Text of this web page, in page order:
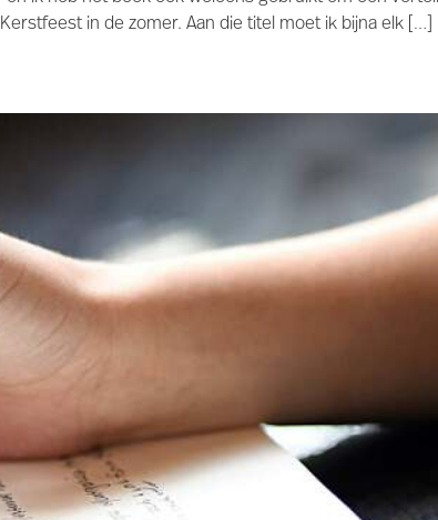
in de zomer. Aan die titel moet ik bijna elk […]